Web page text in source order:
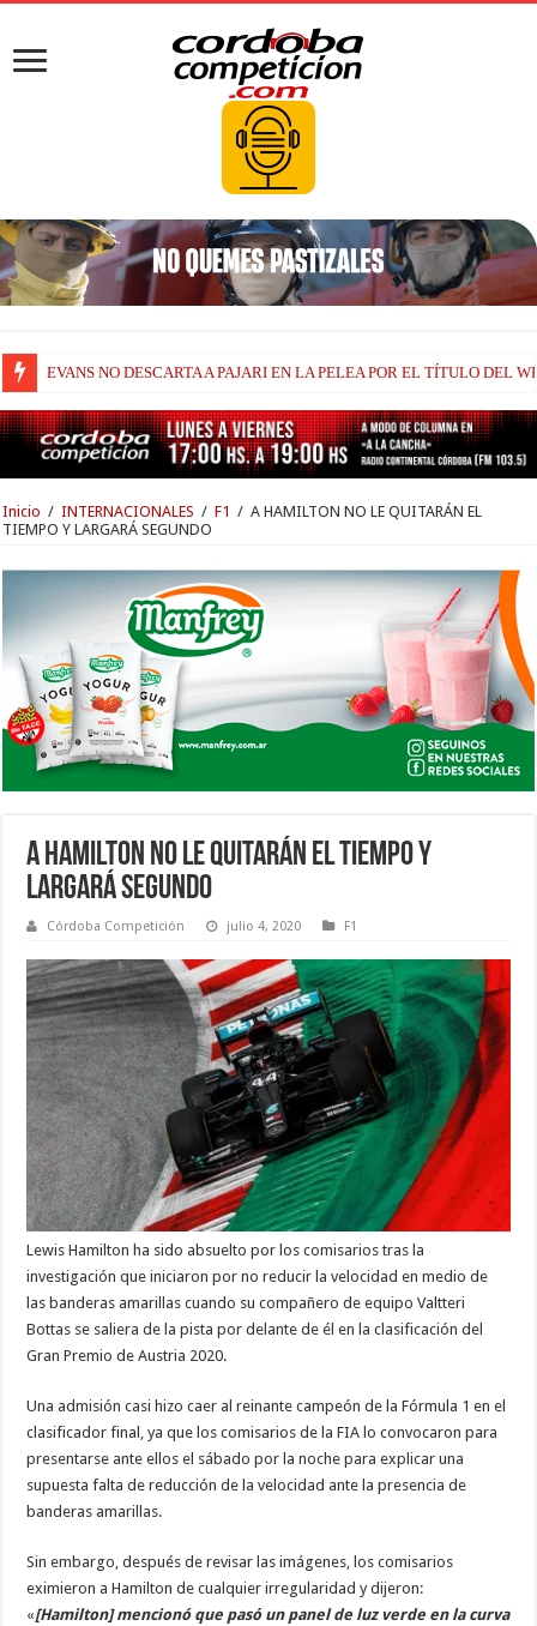
EVANS NO DESCARTA A PAJARI EN LA PELEA POR EL TÍTULO DEL
Inicio / INTERNACIONALES / F1 / A HAMILTON NO LE QUITARÁN EL
TIEMPO Y LARGARÁ SEGUNDO
A HAMILTON NO LE QUITARÁN EL TIEMPO Y
LARGARÁ SEGUNDO
Córdoba Competición julio 4, 2020 F1
Lewis Hamilton ha sido absuelto por los comisarios tras la
investigación que iniciaron por no reducir la velocidad en medio de
las banderas amarillas cuando su compañero de equipo Valtteri
Bottas se saliera de la pista por delante de él en la clasificación del
Gran Premio de Austria 2020.
Una admisión casi hizo caer al reinante campeón de la Fórmula 1 en el
clasificador final, ya que los comisarios de la FIA lo convocaron para
presentarse ante ellos el sábado por la noche para explicar una
supuesta falta de reducción de la velocidad ante la presencia de
banderas amarillas.
Sin embargo, después de revisar las imágenes, los comisarios
eximieron a Hamilton de cualquier irregularidad y dijeron:
«[Hamilton] mencionó que pasó un panel de luz verde en la curva